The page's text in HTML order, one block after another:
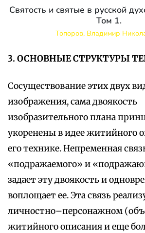
Святость и святые в русской
Том 1.
Топоров, Владимир
3. ОСНОВНЫЕ СТРУКТУРЫ
Сосуществование этих двух
изображения, сама двоякость
изобразительного плана
укоренены в идее житийного
его технике. Непременная
«подражаемого» и
задает эту двоякость и
воплощает ее. Эта связь
личностно–персонажном
житийного описания и еще